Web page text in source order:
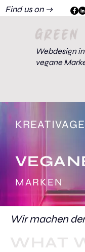
Find us on →
Webdesign
vegane
MARKEN
Wir machen
WHAT